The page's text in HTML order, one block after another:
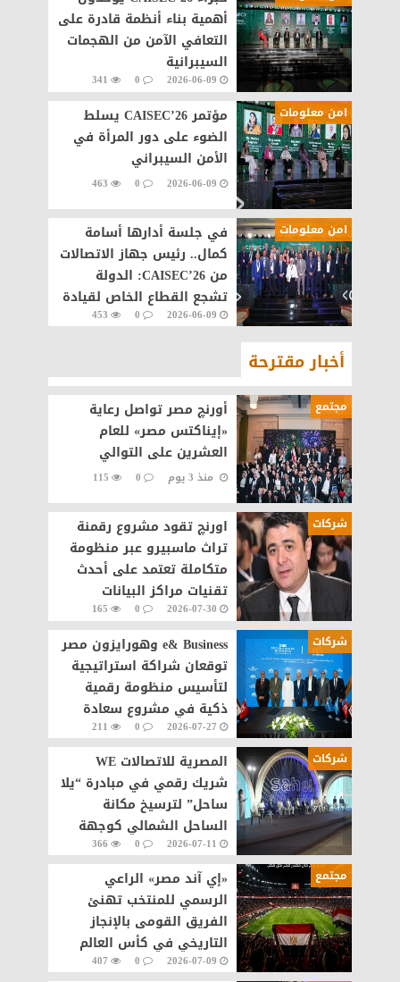
أهمية بناء أنظمة قادرة على
التعافي الآمن من الهجمات
السيبرانية
2026-06-09
0
341
امن معلومات
مؤتمر CAISEC’26 يسلط
الضوء على دور المرأة في
الأمن السيبراني
2026-06-09
0
463
امن معلومات
في جلسة أدارها أسامة
كمال.. رئيس جهاز الاتصالات
من CAISEC’26: الدولة
تشجع القطاع الخاص لقيادة
خدمات الأمن السيبراني
2026-06-09
0
453
أخبار مقترحة
مجتمع
أورنچ مصر تواصل رعاية
«إيناكتس مصر» للعام
العشرين على التوالي
منذ 3 يوم 0
115
شركات
اورنچ تقود مشروع رقمنة
تراث ماسبيرو عبر منظومة
متكاملة تعتمد على أحدث
تقنيات مراكز البيانات
والذكاء الاصطناعى
2026-07-30
0
165
شركات
e& Business وهورايزون مصر
توقعان شراكة استراتيجية
لتأسيس منظومة رقمية
ذكية في مشروع سعادة
القاهرة الجديدة
2026-07-27
0
211
شركات
المصرية للاتصالات WE
شريك رقمي في مبادرة “يلا
ساحل” لترسيخ مكانة
الساحل الشمالي كوجهة
سياحية عالمية
2026-07-11
0
366
مجتمع
«إي آند مصر» الراعي
الرسمي للمنتخب تهنئ
الفريق القومى بالإنجاز
التاريخي في كأس العالم
2026-07-09
0
407